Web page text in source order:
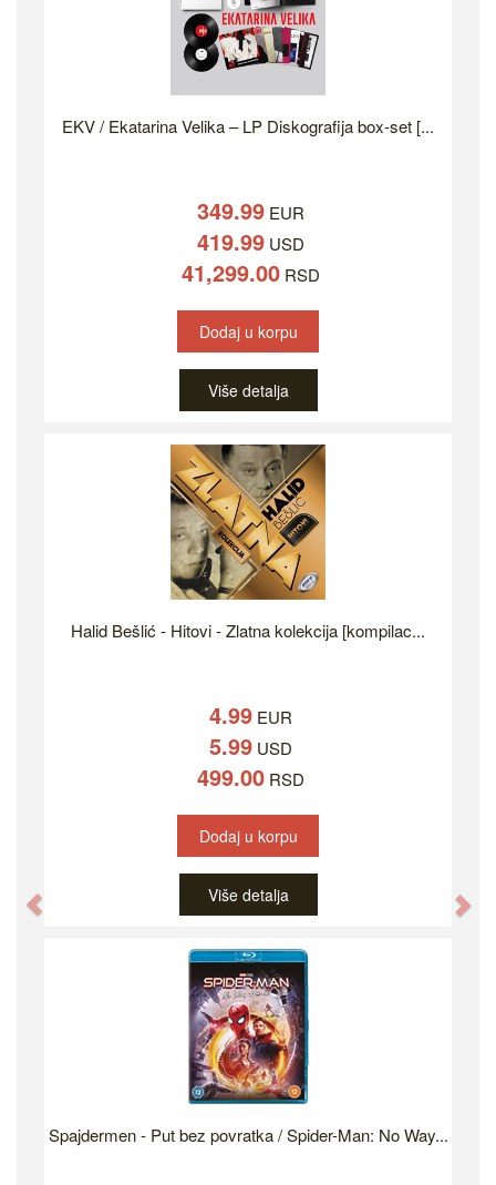
EKV / Ekatarina Velika – LP Diskografija box-set [...
349.99 EUR
419.99 USD
41,299.00 RSD
Dodaj u korpu
Više detalja
Halid Bešlić - Hitovi - Zlatna kolekcija [kompilac...
4.99 EUR
5.99 USD
499.00 RSD
Dodaj u korpu
Više detalja
Spajdermen - Put bez povratka / Spider-Man: No Way...